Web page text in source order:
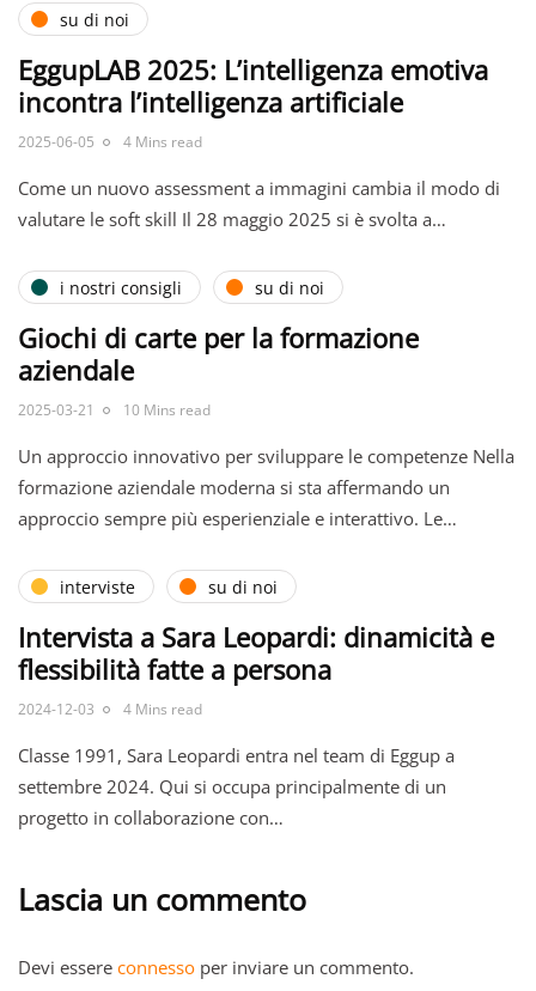
su di noi
EggupLAB 2025: L’intelligenza emotiva
incontra l’intelligenza artificiale
2025-06-05 4 Mins read
Come un nuovo assessment a immagini cambia il modo di
valutare le soft skill Il 28 maggio 2025 si è svolta a…
i nostri consigli su di noi
Giochi di carte per la formazione
aziendale
2025-03-21 10 Mins read
Un approccio innovativo per sviluppare le competenze Nella
formazione aziendale moderna si sta affermando un
approccio sempre più esperienziale e interattivo. Le…
interviste su di noi
Intervista a Sara Leopardi: dinamicità e
flessibilità fatte a persona
2024-12-03 4 Mins read
Classe 1991, Sara Leopardi entra nel team di Eggup a
settembre 2024. Qui si occupa principalmente di un
progetto in collaborazione con…
Lascia un commento
Devi essere connesso per inviare un commento.